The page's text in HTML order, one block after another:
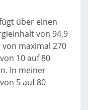
über einen
von 94,9
maximal 270
10 auf 80
In meiner
5 auf 80